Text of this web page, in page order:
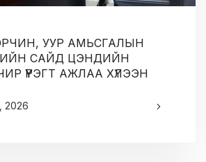
УУР АМЬСГАЛЫН
САЙД ЦЭНДИЙН
ҮҮРЭГТ АЖЛАА ХҮЛЭЭН
2026